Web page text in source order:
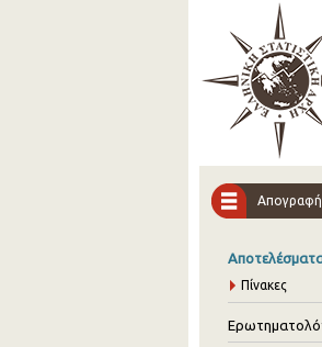
Απογραφή
Πίνακες